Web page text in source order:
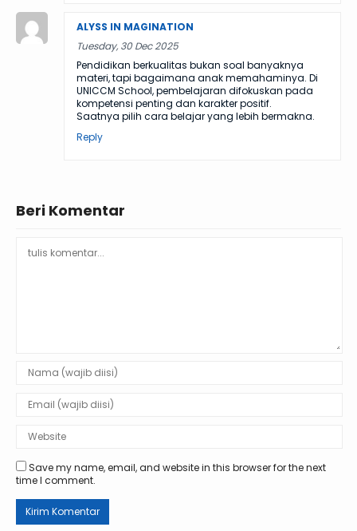
ALYSS IN MAGINATION
Tuesday, 30 Dec 2025
Pendidikan berkualitas bukan soal banyaknya
materi, tapi bagaimana anak memahaminya. Di
UNICCM School, pembelajaran difokuskan pada
kompetensi penting dan karakter positif.
Saatnya pilih cara belajar yang lebih bermakna.
Reply
Beri Komentar
Save my name, email, and website in this browser for the next
time I comment.